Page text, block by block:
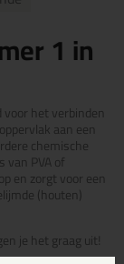
1 in
het verbinden
aan een
chemische
PVA of
en zorgt voor een
(houten)
je het graag uit!